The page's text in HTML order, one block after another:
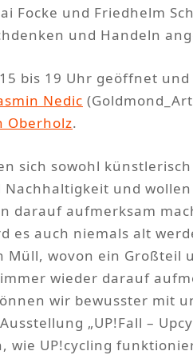
Focke und Friedhelm
und Handeln
bis 19 Uhr geöffnet und
Nedic
Oberholz.
sich sowohl
und
darauf aufmerksam
es auch niemals alt
Müll, wovon ein Großteil
wieder darauf
wir bewusster mit
„UP!Fall –
wie UP!cycling